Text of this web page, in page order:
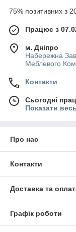
75% позитивних з 20
Працює з
м. Дніпро
Набережна
Меблевого
Контакти
Сьогодні
Показати
Про нас
Контакти
Доставка та
Графік роботи